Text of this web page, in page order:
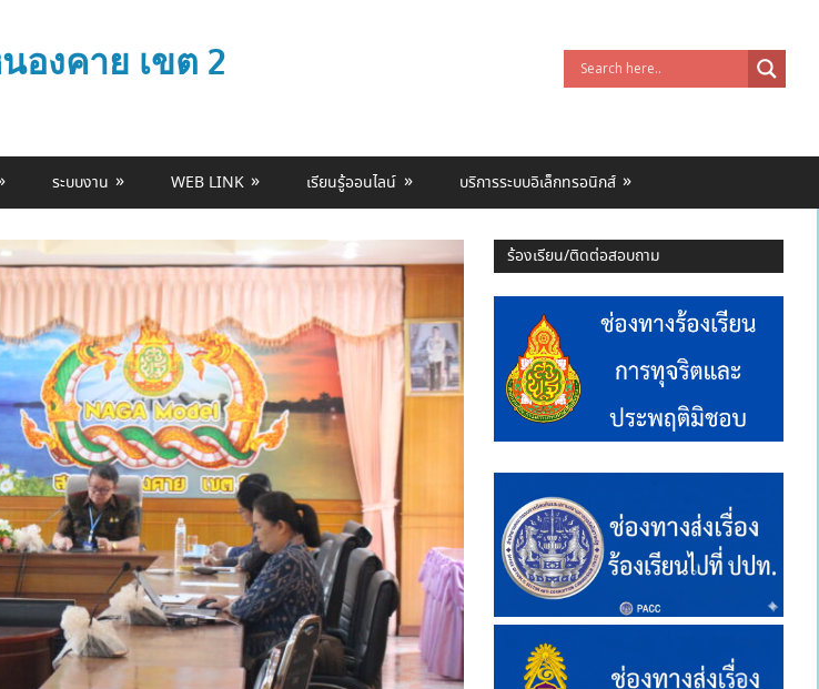
องคาย เขต 2
ระบบงาน WEB LINK เรียนรู้ออนไลน์ บริการระบบอิเล็กทรอนิกส์
ร้องเรียน/ติดต่อสอบถาม